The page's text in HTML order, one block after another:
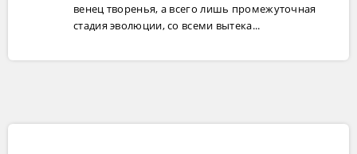
венец творенья, а всего лишь промежуточная
стадия эволюции, со всеми вытека...